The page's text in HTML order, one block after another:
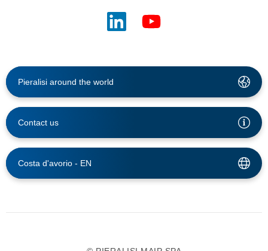
Pieralisi around the world
Contact us
Costa d'avorio - EN